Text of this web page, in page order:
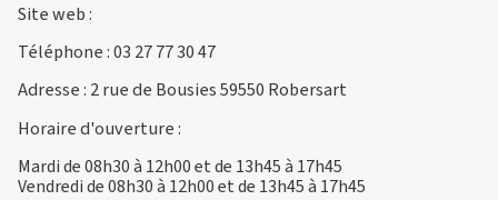
Site web :
Téléphone :03 27 77 30 47
Adresse : 2 rue de Bousies 59550 Robersart
Horaire d'ouverture :
Mardi de 08h30 à 12h00 et de 13h45 à 17h45
Vendredi de 08h30 à 12h00 et de 13h45 à 17h45